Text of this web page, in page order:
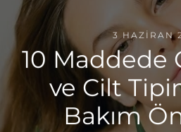
3 HAZIRAN
10 Maddede
ve Cilt
Bakım